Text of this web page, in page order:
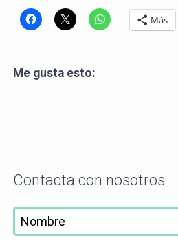
Más
Me gusta esto:
Contacta con nosotros